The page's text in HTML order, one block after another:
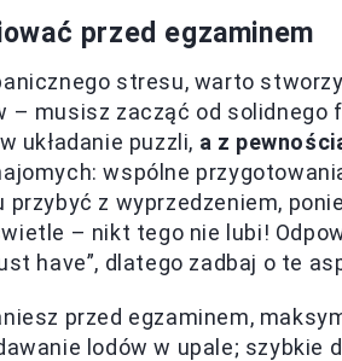
przed egzaminem
stresu, warto
– musisz zacząć od solidnego
układanie puzzli, a z
wspólne
przybyć z wyprzedzeniem,
– nikt tego nie lubi!
have”, dlatego zadbaj o te
przed egzaminem,
lodów w upale; szybkie